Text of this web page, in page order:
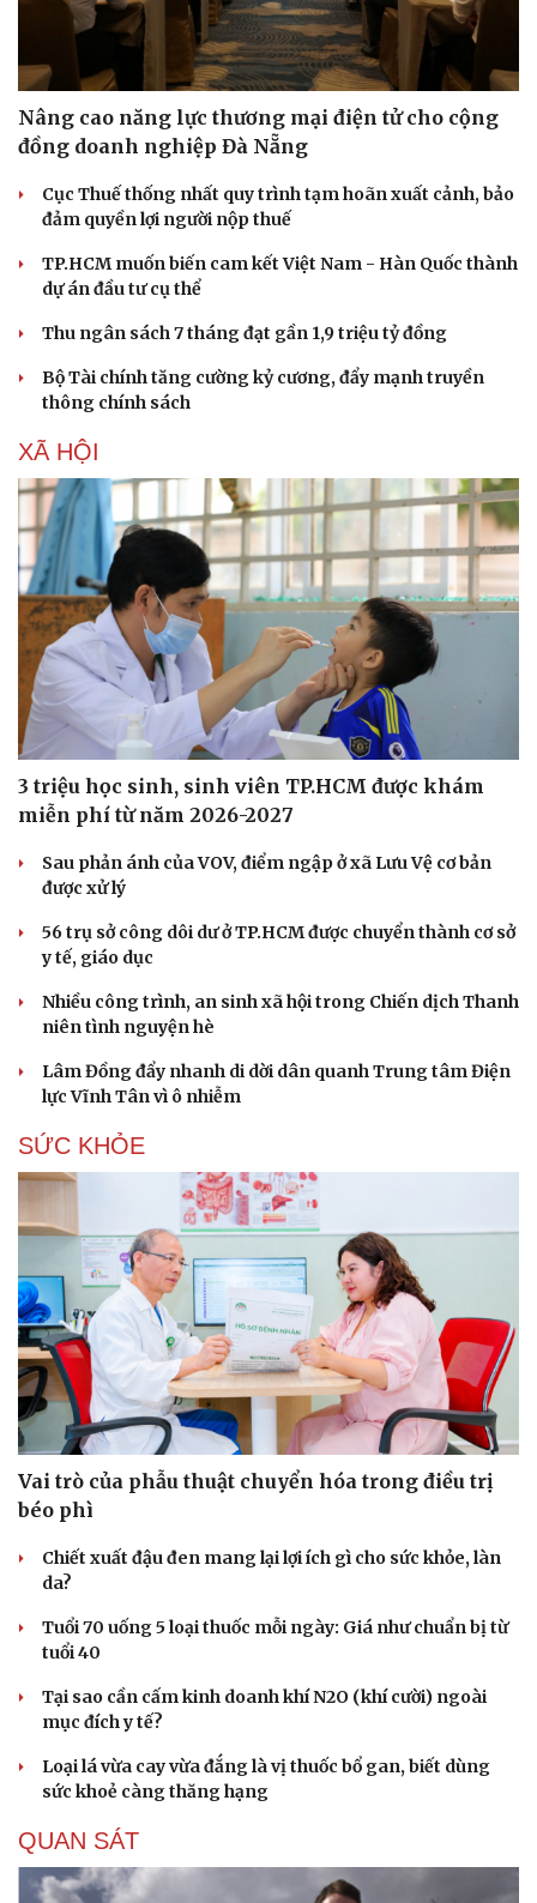
Cải chính
Nâng cao năng lực thương mại điện tử cho cộng
đồng doanh nghiệp Đà Nẵng
Cục Thuế thống nhất quy trình tạm hoãn xuất cảnh, bảo
đảm quyền lợi người nộp thuế
TP.HCM muốn biến cam kết Việt Nam - Hàn Quốc thành
dự án đầu tư cụ thể
Thu ngân sách 7 tháng đạt gần 1,9 triệu tỷ đồng
Bộ Tài chính tăng cường kỷ cương, đẩy mạnh truyền
thông chính sách
XÃ HỘI
3 triệu học sinh, sinh viên TP.HCM được khám
miễn phí từ năm 2026-2027
Sau phản ánh của VOV, điểm ngập ở xã Lưu Vệ cơ bản
được xử lý
56 trụ sở công dôi dư ở TP.HCM được chuyển thành cơ sở
y tế, giáo dục
Nhiều công trình, an sinh xã hội trong Chiến dịch Thanh
niên tình nguyện hè
Lâm Đồng đẩy nhanh di dời dân quanh Trung tâm Điện
lực Vĩnh Tân vì ô nhiễm
SỨC KHỎE
Vai trò của phẫu thuật chuyển hóa trong điều trị
béo phì
Chiết xuất đậu đen mang lại lợi ích gì cho sức khỏe, làn
da?
Tuổi 70 uống 5 loại thuốc mỗi ngày: Giá như chuẩn bị từ
tuổi 40
Tại sao cần cấm kinh doanh khí N2O (khí cười) ngoài
mục đích y tế?
Loại lá vừa cay vừa đắng là vị thuốc bổ gan, biết dùng
sức khoẻ càng thăng hạng
QUAN SÁT